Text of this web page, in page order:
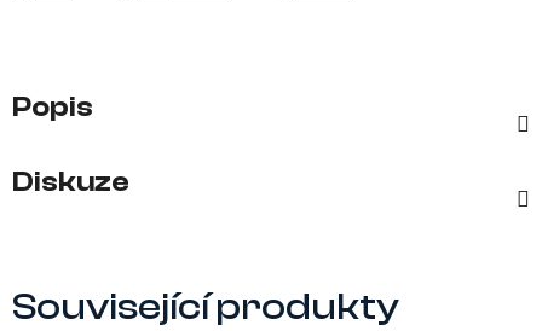
Popis
Diskuze
Související produkty